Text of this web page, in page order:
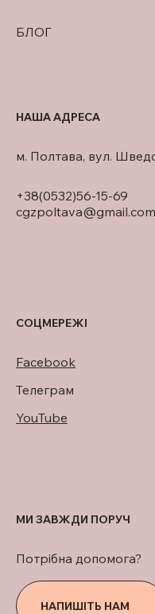
БЛОГ
+38(0532)56-15-69
cgzpoltava@gmail.com
м. Полтава, вул.
НАША АДРЕСА
СОЦМЕРЕЖІ
Facebook
Телеграм
YouTube
НАПИШІТЬ НАМ
Потрібна допомога?
МИ ЗАВЖДИ ПОРУЧ